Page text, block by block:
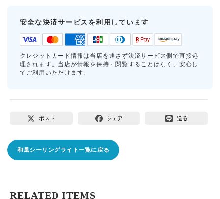
安全な決済サービスを利用しています
クレジットカード情報は当店を通さず決済サービス側で直接処
理されます。当店が情報を保持・閲覧することはなく、安心し
てご利用いただけます。
ポスト シェア 送る
和風シーリングライト一覧に戻る
RELATED ITEMS